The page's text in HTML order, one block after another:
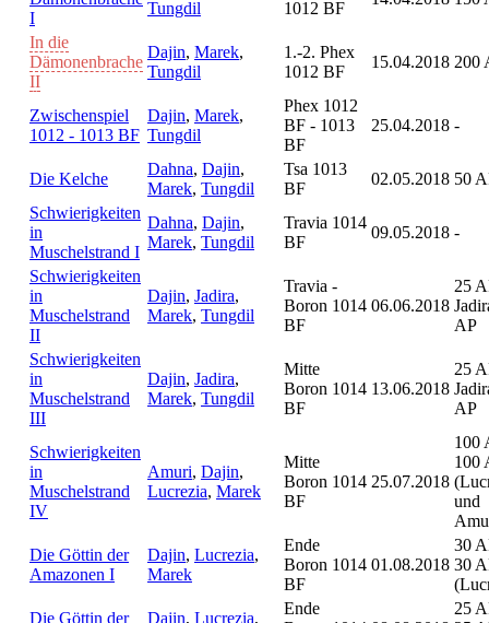
I
Tungdil
1012 BF
In die
Dämonenbrache
II
Dajin, Marek,
Tungdil
1.-2. Phex
1012 BF
15.04.2018 200
Zwischenspiel
1012 - 1013 BF
Dajin, Marek,
Tungdil
Phex 1012
BF - 1013
BF
25.04.2018 -
Die Kelche
Dahna, Dajin,
Marek, Tungdil
Tsa 1013
BF
02.05.2018 50
Schwierigkeiten
in
Muschelstrand I
Dahna, Dajin,
Marek, Tungdil
Travia 1014
BF
09.05.2018 -
Schwierigkeiten
in
Muschelstrand
II
Dajin, Jadira,
Marek, Tungdil
Travia -
Boron 1014
BF
06.06.2018
25
AP
Schwierigkeiten
in
Muschelstrand
III
Dajin, Jadira,
Marek, Tungdil
Mitte
Boron 1014
BF
13.06.2018
25
AP
Schwierigkeiten
in
Muschelstrand
IV
Amuri, Dajin,
Lucrezia, Marek
Mitte
Boron 1014
BF
25.07.2018
100
100
und
Die Göttin der
Amazonen I
Dajin, Lucrezia,
Marek
Ende
Boron 1014
BF
01.08.2018
30
30
Die Göttin der
Dajin, Lucrezia,
Ende
25